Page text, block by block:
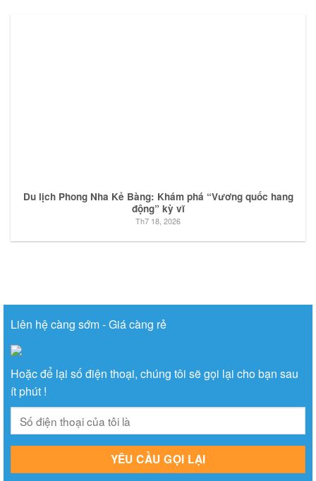
Du lịch Phong Nha Kẻ Bàng: Khám phá “Vương quốc hang
động” kỳ vĩ
Th7 18, 2026
Liên hệ càng sớm - Giá càng rẻ
Hoặc để lại số điện thoại, chúng tôi sẽ gọi lại cho bạn sau
ít phút !